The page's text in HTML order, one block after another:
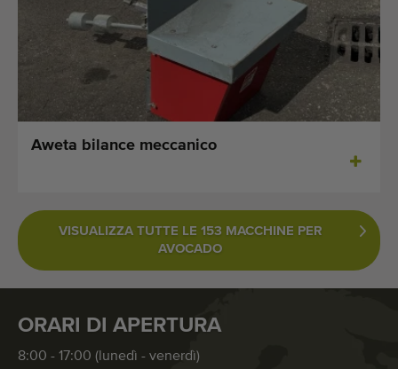
Aweta bilance meccanico
VISUALIZZA TUTTE LE 153 MACCHINE PER
AVOCADO
ORARI DI APERTURA
8:00 - 17:00 (lunedì - venerdì)